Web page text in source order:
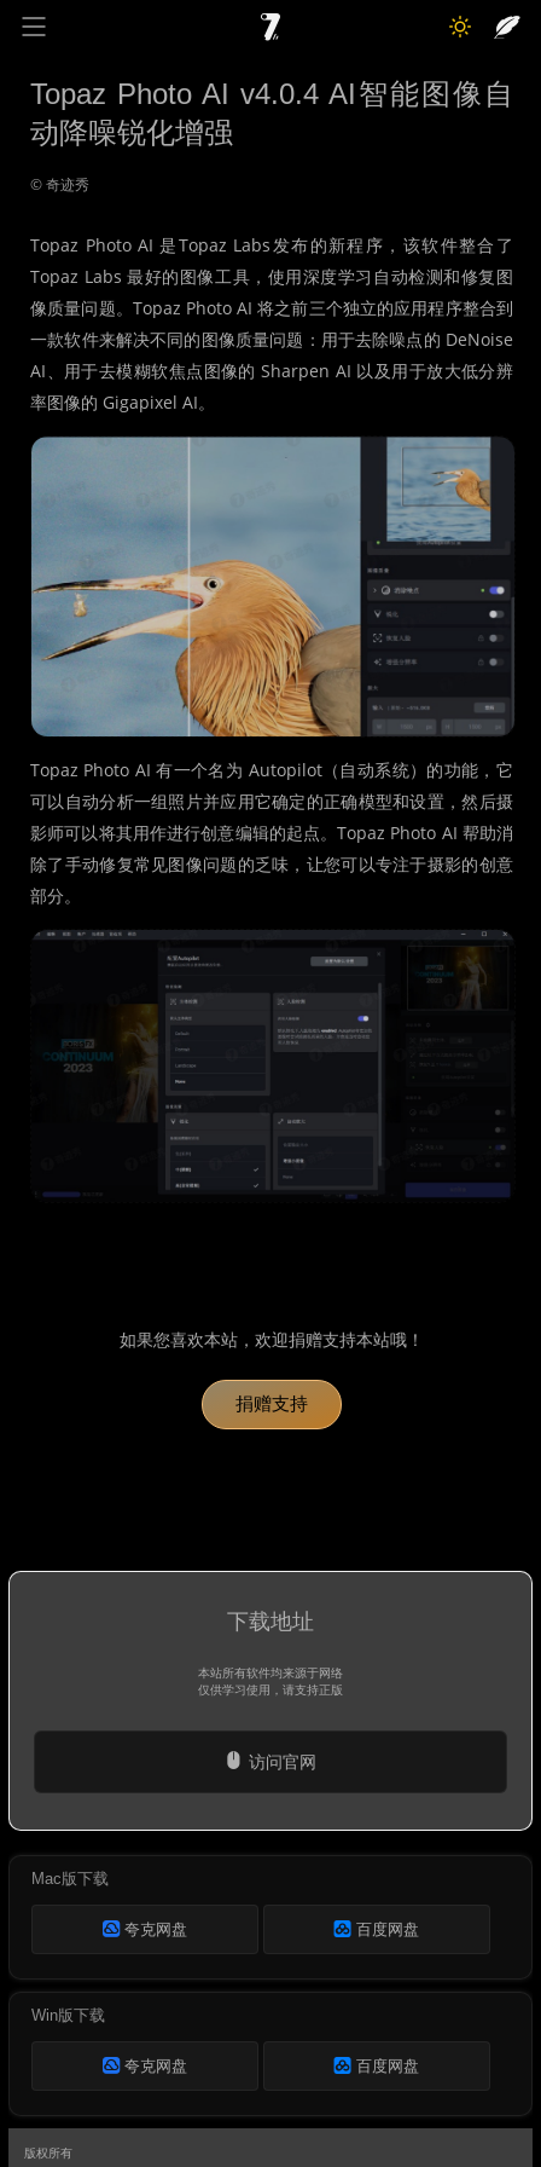
色彩库
Topaz Photo AI v4.0.4 AI智能图像自
动降噪锐化增强
© 奇迹秀
Topaz Photo AI 是Topaz Labs发布的新程序，该软件整合了
Topaz Labs 最好的图像工具，使用深度学习自动检测和修复图
像质量问题。Topaz Photo AI 将之前三个独立的应用程序整合到
一款软件来解决不同的图像质量问题：用于去除噪点的 DeNoise
AI、用于去模糊软焦点图像的 Sharpen AI 以及用于放大低分辨
率图像的 Gigapixel AI。
Topaz Photo AI 有一个名为 Autopilot（自动系统）的功能，它
可以自动分析一组照片并应用它确定的正确模型和设置，然后摄
影师可以将其用作进行创意编辑的起点。Topaz Photo AI 帮助消
除了手动修复常见图像问题的乏味，让您可以专注于摄影的创意
部分。
如果您喜欢本站，欢迎捐赠支持本站哦！
捐赠支持
下载地址
本站所有软件均来源于网络
仅供学习使用，请支持正版
访问官网
Mac版下载
夸克网盘 百度网盘
Win版下载
夸克网盘 百度网盘
版权所有